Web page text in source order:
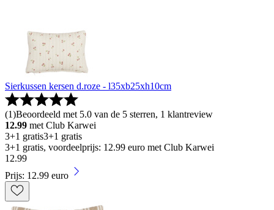
Sierkussen kersen d.roze - l35xb25xh10cm
(1)Beoordeeld met 5.0 van de 5 sterren, 1 klantreview
12.99 met Club Karwei
3+1 gratis3+1 gratis
3+1 gratis, voordeelprijs: 12.99 euro met Club Karwei
12.99
Prijs: 12.99 euro